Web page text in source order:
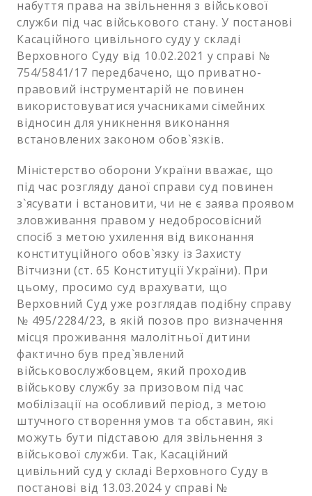
набуття права на звільнення з військової
служби під час військового стану. У постанові
Касаційного цивільного суду у складі
Верховного Суду від 10.02.2021 у справі №
754/5841/17 передбачено, що приватно-
правовий інструментарій не повинен
використовуватися учасниками сімейних
відносин для уникнення виконання
встановлених законом обов`язків.
Міністерство оборони України вважає, що
під час розгляду даної справи суд повинен
з`ясувати і встановити, чи не є заява проявом
зловживання правом у недобросовісний
спосіб з метою ухилення від виконання
конституційного обов`язку із Захисту
Вітчизни (ст. 65 Конституції України). При
цьому, просимо суд врахувати, що
Верховний Суд уже розглядав подібну справу
№ 495/2284/23, в якій позов про визначення
місця проживання малолітньої дитини
фактично був пред`явлений
військовослужбовцем, який проходив
військову службу за призовом під час
мобілізації на особливий період, з метою
штучного створення умов та обставин, які
можуть бути підставою для звільнення з
військової служби. Так, Касаційний
цивільний суд у складі Верховного Суду в
постанові від 13.03.2024 у справі №